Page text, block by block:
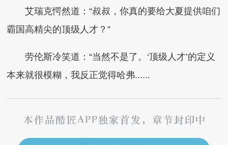
艾瑞克愕然道：“叔叔，你真的要给大夏提供咱们
霸国高精尖的顶级人才？”
劳伦斯冷笑道：“当然不是了。‘顶级人才’的定义
本来就很模糊，我反正觉得哈弗......